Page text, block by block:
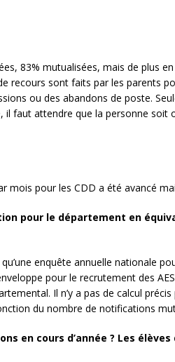
83% mutualisées, mais de plus
recours sont faits par les parents
ou des abandons de poste.
il faut attendre que la personne soit
mois pour les CDD a été avancé
pour le département en
enquête annuelle nationale
pour le recrutement des
Il n’y a pas de calcul
du nombre de notifications
en cours d’année ? Les